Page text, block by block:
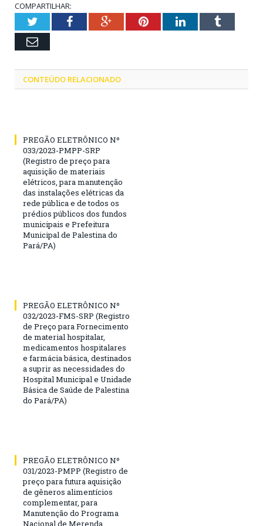
COMPARTILHAR:
TwitterFacebookGoogle+PinterestLinkedInTumblr
Email
CONTEÚDO RELACIONADO
PREGÃO ELETRÔNICO Nº
033/2023-PMPP-SRP
(Registro de preço para
aquisição de materiais
elétricos, para manutenção
das instalações elétricas da
rede pública e de todos os
prédios públicos dos fundos
municipais e Prefeitura
Municipal de Palestina do
Pará/PA)
PREGÃO ELETRÔNICO Nº
032/2023-FMS-SRP (Registro
de Preço para Fornecimento
de material hospitalar,
medicamentos hospitalares
e farmácia básica, destinados
a suprir as necessidades do
Hospital Municipal e Unidade
Básica de Saúde de Palestina
do Pará/PA)
PREGÃO ELETRÔNICO Nº
031/2023-PMPP (Registro de
preço para futura aquisição
de gêneros alimentícios
complementar, para
Manutenção do Programa
Nacional de Merenda